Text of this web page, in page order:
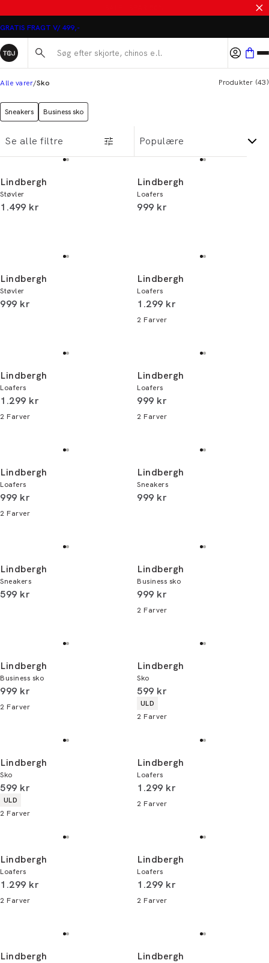
Søg her...
Alle varer Sko Produkter (43)
Sneakers Business sko
Se alle filtre
Lindbergh
Støvler
I alt (inkl. rabat)
1.499 kr
Lindbergh
Loafers
I alt (inkl. rabat)
999 kr
Lindbergh
Støvler
I alt (inkl. rabat)
999 kr
Lindbergh
Loafers
I alt (inkl. rabat)
1.299 kr
2 Farver
Lindbergh
Loafers
I alt (inkl. rabat)
1.299 kr
2 Farver
Lindbergh
Loafers
I alt (inkl. rabat)
999 kr
2 Farver
Lindbergh
Loafers
I alt (inkl. rabat)
999 kr
2 Farver
Lindbergh
Sneakers
I alt (inkl. rabat)
999 kr
Lindbergh
Sneakers
I alt (inkl. rabat)
599 kr
Lindbergh
Business sko
I alt (inkl. rabat)
999 kr
2 Farver
Lindbergh
Business sko
I alt (inkl. rabat)
999 kr
2 Farver
Lindbergh
Sko
I alt (inkl. rabat)
599 kr
Produkt egenskaber
ULD
2 Farver
Lindbergh
Sko
I alt (inkl. rabat)
599 kr
Produkt egenskaber
ULD
2 Farver
Lindbergh
Loafers
I alt (inkl. rabat)
1.299 kr
2 Farver
Lindbergh
Loafers
I alt (inkl. rabat)
1.299 kr
2 Farver
Lindbergh
Loafers
I alt (inkl. rabat)
1.299 kr
2 Farver
Lindbergh Lindbergh